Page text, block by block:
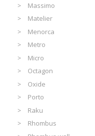
Massimo
Matelier
Menorca
Metro
Micro
Octagon
Oxide
Porto
Raku
Rhombus